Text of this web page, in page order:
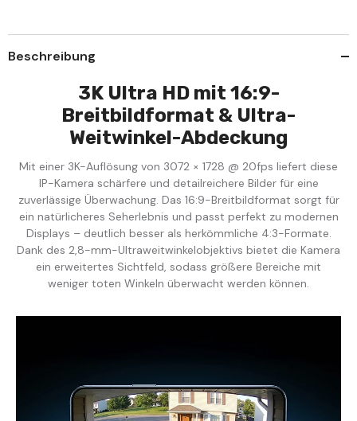
20fps,
Erkennung
integriertes
20fps,
Erkennung
und
integriertes
Mikrofon,
IP67
Beschreibung
3K Ultra HD mit 16:9-
Breitbildformat & Ultra-
Weitwinkel-Abdeckung
Mit einer 3K-Auflösung von 3072 × 1728 @ 20fps liefert diese
IP-Kamera schärfere und detailreichere Bilder für eine
zuverlässige Überwachung. Das 16:9-Breitbildformat sorgt für
ein natürlicheres Seherlebnis und passt perfekt zu modernen
Displays – deutlich besser als herkömmliche 4:3-Formate.
Dank des 2,8-mm-Ultraweitwinkelobjektivs bietet die Kamera
ein erweitertes Sichtfeld, sodass größere Bereiche mit
weniger toten Winkeln überwacht werden können.